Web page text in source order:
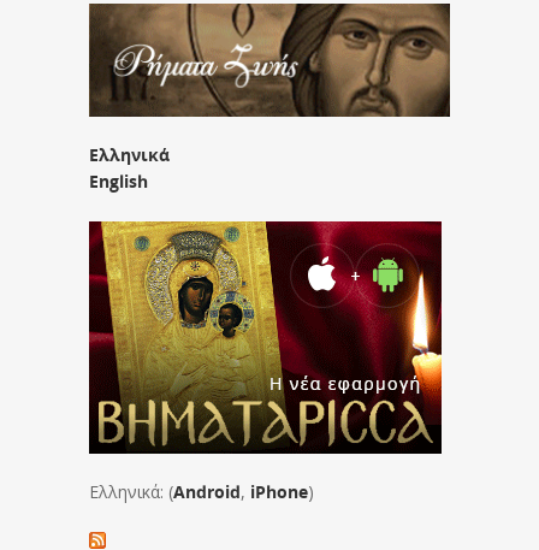
Ελληνικά
English
Ελληνικά: (Android, iPhone)